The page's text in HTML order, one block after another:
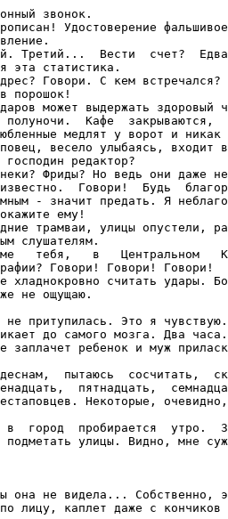
звонок.
Удостоверение
Третий...  Вести  счет?
эта статистика.
Говори. С кем встречался?
порошок!
может выдержать здоровый
полуночи.  Кафе  закрываются,
медлят у ворот и
весело улыбаясь, входит
господин редактор?
Фриды? Но ведь они даже
Говори!  Будь
- значит предать. Я
ему!
трамваи, улицы опустели,
слушателям.
тебя,   в   Центральном
Говори! Говори! Говори!
хладнокровно считать удары.
не ощущаю.
не притупилась. Это я
до самого мозга. Два
заплачет ребенок и муж
пытаюсь  сосчитать,
пятнадцать,
Некоторые,
в  город  пробирается  утро.
подметать улицы. Видно, мне
она не видела... Собственно,
лицу, каплет даже с кончиков